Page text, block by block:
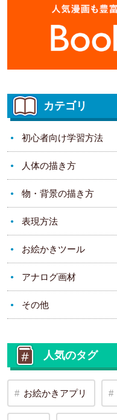
カテゴリ
初心者向け学習方法
人体の描き方
物・背景の描き方
表現方法
お絵かきツール
アナログ画材
その他
人気のタグ
お絵かきアプリ